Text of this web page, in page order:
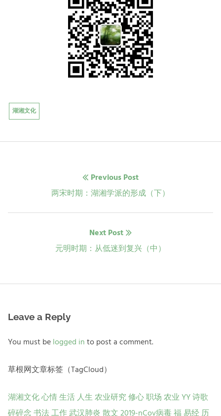
湖湘文化
导
Previous Post
Previous
两宋时期：湖湘学派的形成（下）
Next Post
Next
元明时期：从低迷到复兴（中）
Leave a Reply
You must belogged into post a comment.
草根网文章标签（TagCloud）
湖湘文化心情生活人生农业研究修心职场农业YY诗歌
碎碎念书法工作武汉肺炎散文2019-nCov病毒福易经历